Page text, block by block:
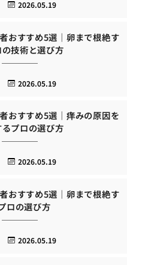
2026.05.19
おすすめ5選｜卵まで根絶す
技術と選び方
2026.05.19
おすすめ5選｜痒みの原因を
プロの選び方
2026.05.19
おすすめ5選｜卵まで根絶す
ロの選び方
2026.05.19